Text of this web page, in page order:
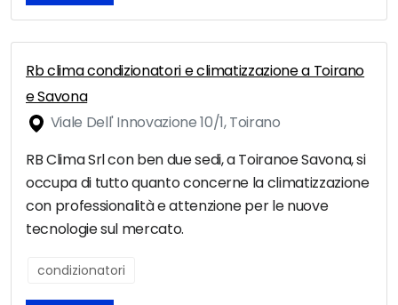
Rb clima condizionatori e climatizzazione a Toirano
e Savona
Viale Dell' Innovazione 10/1, Toirano
RB Clima Srl con ben due sedi, a Toiranoe Savona, si
occupa di tutto quanto concerne la climatizzazione
con professionalità e attenzione per le nuove
tecnologie sul mercato.
condizionatori